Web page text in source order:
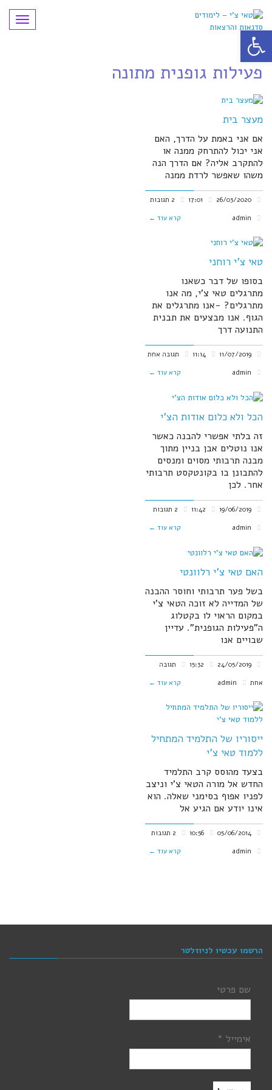
תפריט
פעילות גופנית מתונה
מעצר בית
אם אני באמת על הדרך, האם
אני יכול להתרחק ממנה או
להתקרב אליה? אם הדרך הנה
משהו שאפשר לרדת ממנה
2 תגובות
admin
קרא עוד ←
טאי צ'י רוחני
בסופו של דבר כשאנו
מתרגלים טאי צ'י, מה אנו
מתרגלים? -אנו מתרגלים את
הגוף. אנו מבצעים את תבנית
התנועה דרך
תגובה אחת
admin
קרא עוד ←
הכל ולא כלום אודות הצ'י
זה בלתי אפשרי להבנה כאשר
אנו נוטלים אבן בניין מתוך
מבנה תרבותי מסוים ומנסים
להתבונן בו בקונטקסט תרבותי
אחר. לכן
2 תגובות
admin
קרא עוד ←
האם טאי צ'י רלוונטי
בשל פער תרבותי וחוסר ההבנה
של המדייה לא זוכה הטאי צ'י
במקום הראוי לו בקטלוג
ה"פעילות הגופנית". עדיין
שבויים אנו
תגובה
אחת
admin קרא עוד ←
ייסוריו של התלמיד המתחיל
ללמוד טאי צ'י
בצעד מהוסס קרב התלמיד
החדש אל מורה הטאי צ’י וניצב
לפניו אפוף בסימני שאלה. הוא
אינו יודע אם הגיע אל
2 תגובות
admin
קרא עוד ←
הרשמו עכשיו לניוזלטר
שם פרטי
אימייל *
פתח סרגל נגישות